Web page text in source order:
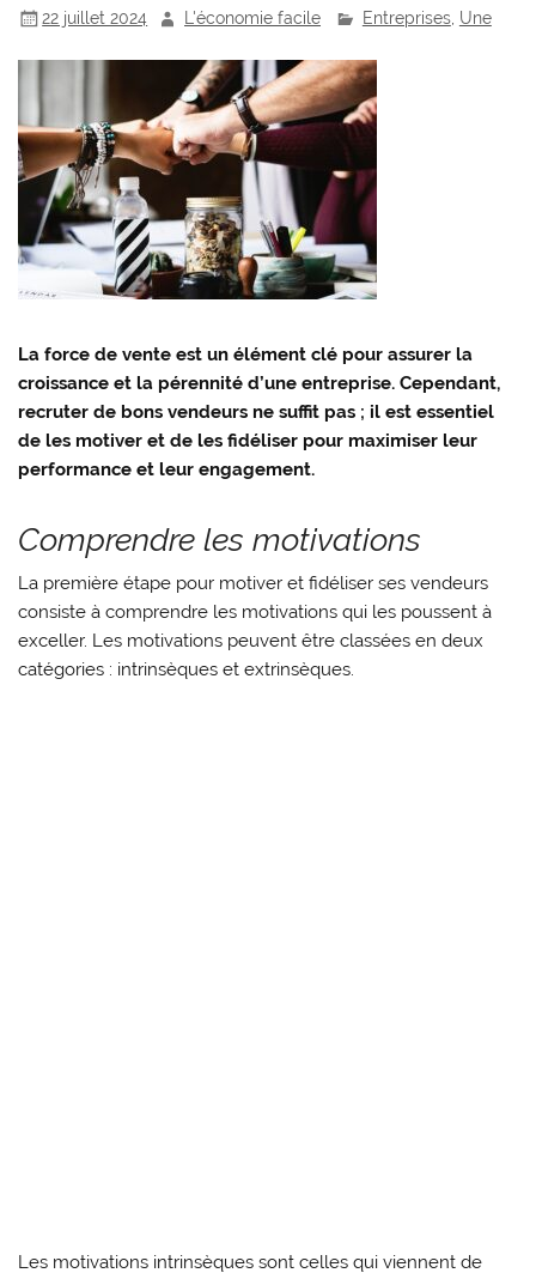
22 juillet 2024 L'économie facile Entreprises, Une
La force de vente est un élément clé pour assurer la
croissance et la pérennité d’une entreprise. Cependant,
recruter de bons vendeurs ne suffit pas ; il est essentiel
de les motiver et de les fidéliser pour maximiser leur
performance et leur engagement.
Comprendre les motivations
La première étape pour motiver et fidéliser ses vendeurs
consiste à comprendre les motivations qui les poussent à
exceller. Les motivations peuvent être classées en deux
catégories : intrinsèques et extrinsèques.
Les motivations intrinsèques sont celles qui viennent de